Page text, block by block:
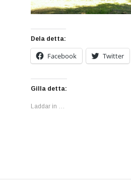
Dela detta:
Facebook Twitter
Gilla detta:
Laddar in …